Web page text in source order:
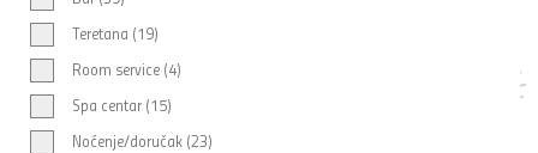
Teretana (19)
Room service (4)
Spa centar (15)
Noćenje/doručak (23)